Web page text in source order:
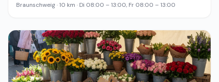
Braunschweig · 10 km · Di 08:00 – 13:00, Fr 08:00 – 13:00